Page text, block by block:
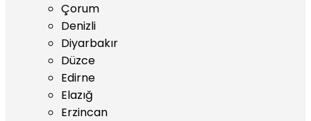
Çorum
Denizli
Diyarbakır
Düzce
Edirne
Elazığ
Erzincan